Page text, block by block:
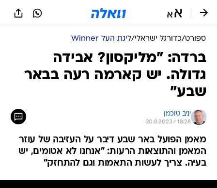
ספורט/כדורגל ישראלי/ליגת העל Winner
ברדה: "מליקסון? אבידה
גדולה. יש קארמה רעה בבאר
שבע"
יניב טוכמן
20.8.2023 / 18:28
מאמן הפועל באר שבע דיבר על העזיבה של עוזר
המאמן והתוצאות הרעות: "אנחנו לא אטומים, יש
בעיה. צריך לעשות התאמות וגם להתחזק"